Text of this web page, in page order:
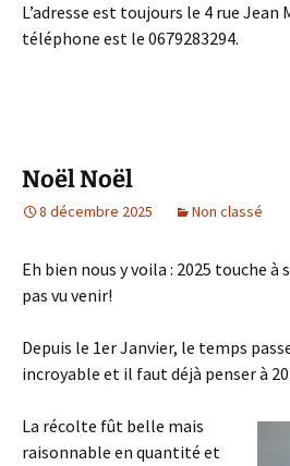
L’adresse est toujours le 4 rue Jean
téléphone est le 0679283294.
Noël Noël
8 décembre 2025 Non classé
Eh bien nous y voila : 2025 touche à
pas vu venir!
Depuis le 1er Janvier, le temps
incroyable et il faut déjà penser à
La récolte fût belle mais
raisonnable en quantité et